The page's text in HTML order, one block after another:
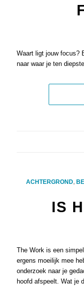
Waart ligt jouw focus?
naar waar je ten
ACHTERGROND,
IS
The Work is een
ergens moeilijk mee
onderzoek naar je
hoofd afspeelt. Wat je